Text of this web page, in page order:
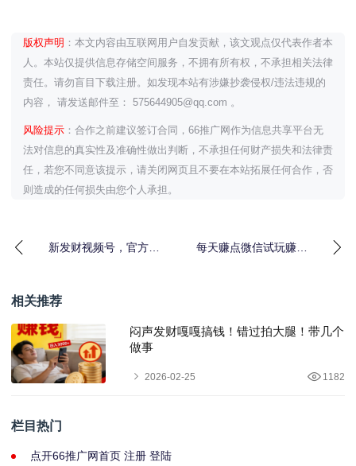
版权声明 ：本文内容由互联网用户自发贡献，该文观点仅代表作者本
人。本站仅提供信息存储空间服务，不拥有所有权，不承担相关法律
责任。请勿盲目下载注册。如发现本站有涉嫌抄袭侵权/违法违规的
内容， 请发送邮件至： 575644905@qq.com 。
风险提示 ：合作之前建议签订合同，66推广网作为信息共享平台无
法对信息的真实性及准确性做出判断，不承担任何财产损失和法律责
任，若您不同意该提示，请关闭网页且不要在本站拓展任何合作，否
则造成的任何损失由您个人承担。
新发财视频号，官方直
每天赚点微信试玩赚，
相关推荐
闷声发财嘎嘎搞钱！错过拍大腿！带几个
做事
2026-02-25 1182
栏目热门
点开66推广网首页 注册 登陆